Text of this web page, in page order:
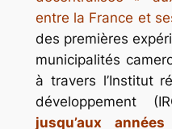
entre la France et
des premières
municipalités
à travers l’Institut
développement
jusqu’aux